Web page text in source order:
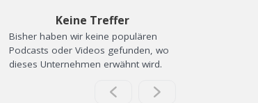
Keine Treffer
Bisher haben wir keine populären
Podcasts oder Videos gefunden, wo
dieses Unternehmen erwähnt wird.